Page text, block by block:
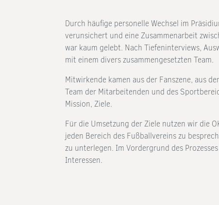
Durch häufige personelle Wechsel im
verunsichert und eine Zusammenarbeit
war kaum gelebt. Nach Tiefeninterviews,
mit einem divers zusammengesetzten Team.
Mitwirkende kamen aus der Fanszene, aus
Team der Mitarbeitenden und des
Mission, Ziele.
Für die Umsetzung der Ziele nutzen wir die
jeden Bereich des Fußballvereins zu
zu unterlegen. Im Vordergrund des
Interessen.